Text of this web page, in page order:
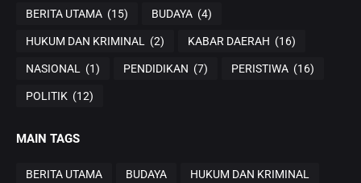
BERITA UTAMA (15) BUDAYA (4)
HUKUM DAN KRIMINAL (2) KABAR DAERAH (16)
NASIONAL (1) PENDIDIKAN (7) PERISTIWA (16)
POLITIK (12)
MAIN TAGS
BERITA UTAMA BUDAYA HUKUM DAN KRIMINAL